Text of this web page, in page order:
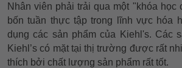
Nhân viên phải trải qua một "khóa học
bốn tuần thực tập trong lĩnh vực hóa
dụng các sản phẩm của Kiehl's. Các
Kiehl’s có mặt tại thị trường được rất
thích bởi chất lượng sản phẩm rất tốt.